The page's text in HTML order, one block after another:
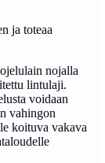
ja toteaa
nojalla
lintulaji.
voidaan
vahingon
koituva vakava